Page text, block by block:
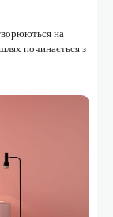
на
починається з